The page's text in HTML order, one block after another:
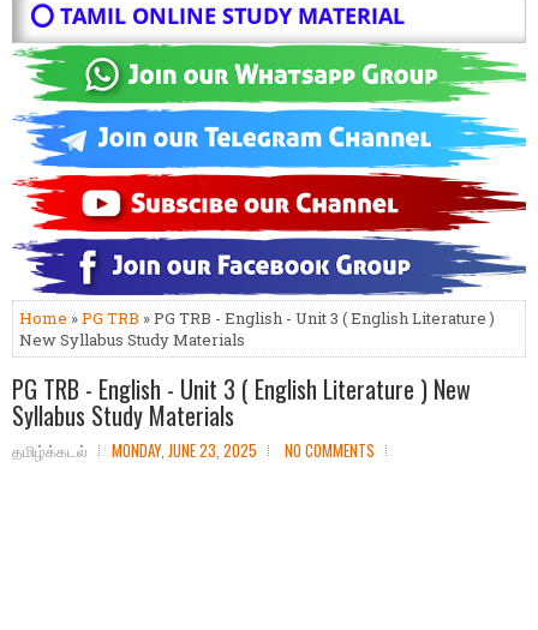
⭕ TAMIL ONLINE STUDY MATERIAL
Home »PG TRB » PG TRB - English - Unit 3 ( English Literature )
New Syllabus Study Materials
PG TRB - English - Unit 3 ( English Literature ) New
Syllabus Study Materials
தமிழ்க்கடல் MONDAY, JUNE 23, 2025 NO COMMENTS